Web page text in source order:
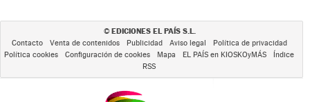
© EDICIONES EL PAÍS S.L.
Contacto Venta de contenidos Publicidad Aviso legal
Política de privacidad
Política cookies
Configuración de cookies Mapa EL PAÍS en KIOSKOyMÁS
Índice
RSS